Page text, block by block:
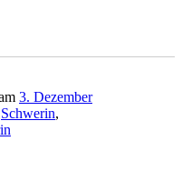
3. Dezember
Schwerin,